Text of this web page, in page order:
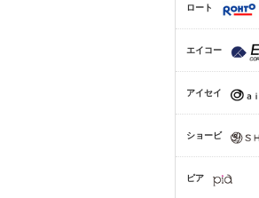
ロート
エイコー
アイセイ
ショービ
ピア